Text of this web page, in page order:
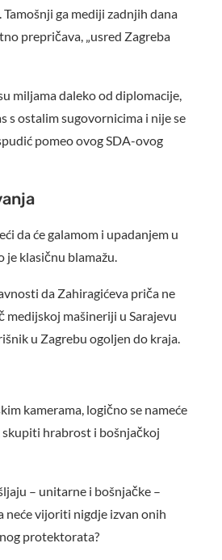
ga mediji zadnjih dana
prepričava, „usred Zagreba
miljama daleko od diplomacije,
s ostalim sugovornicima i nije se
pomeo ovog SDA-ovog
da će galamom i upadanjem u
klasičnu blamažu.
da Zahiragićeva priča ne
mašineriji u Sarajevu
u Zagrebu ogoljen do kraja.
kamerama, logično se nameće
skupiti hrabrost i bošnjačkoj
– unitarne i bošnjačke –
neće vijoriti nigdje izvan onih
protektorata?